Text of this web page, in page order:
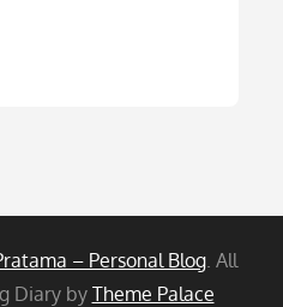
– Personal Blog. All
Diary by Theme Palace